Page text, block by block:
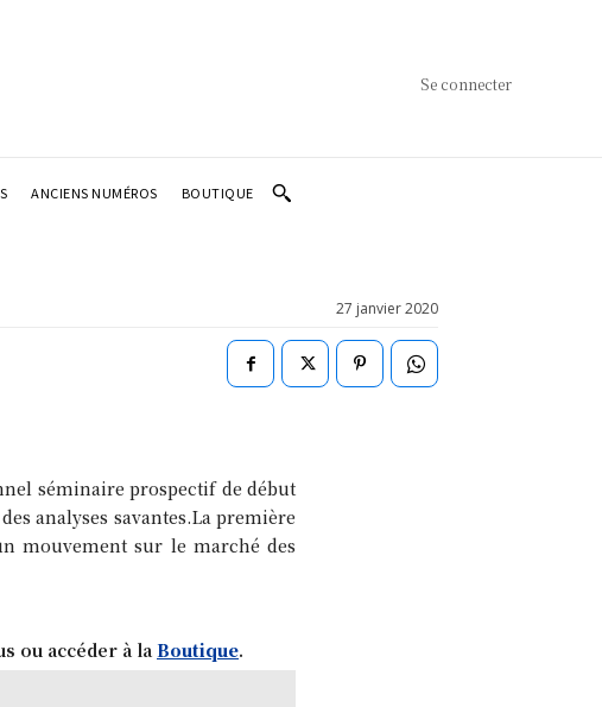
Se connecter
ANCIENS NUMÉROS BOUTIQUE
27 janvier 2020
séminaire prospectif de début
analyses savantes.La première
mouvement sur le marché des
ou accéder à la Boutique.